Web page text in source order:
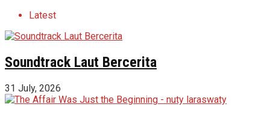
Latest
Soundtrack Laut Bercerita
31 July, 2026